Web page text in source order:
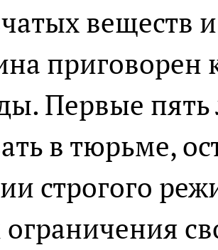
веществ
приговорен
Первые
в тюрьме,
строгого